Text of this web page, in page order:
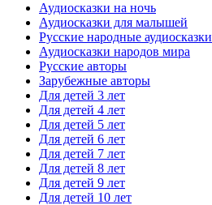
Аудиосказки на ночь
Аудиосказки для малышей
Русские народные аудиосказки
Аудиосказки народов мира
Русские авторы
Зарубежные авторы
Для детей 3 лет
Для детей 4 лет
Для детей 5 лет
Для детей 6 лет
Для детей 7 лет
Для детей 8 лет
Для детей 9 лет
Для детей 10 лет